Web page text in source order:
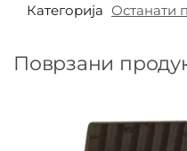
Категорија Останати
Поврзани